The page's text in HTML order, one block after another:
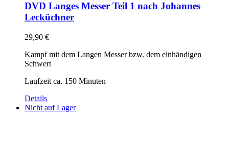
DVD Langes Messer Teil 1 nach Johannes
Lecküchner
29,90 €
Kampf mit dem Langen Messer bzw. dem einhändigen
Schwert
Laufzeit ca. 150 Minuten
Details
Nicht auf Lager